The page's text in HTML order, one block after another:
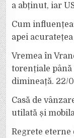
a abținut, iar
Cum
apei
Vremea în
torențiale până
dimineață. 22/
Casă de
utilată și
Regrete eterne